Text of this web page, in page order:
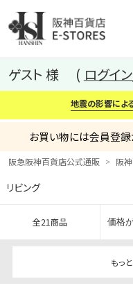
カテゴリー
ゲスト 様 ログイ
地震の影響によ
お買い物には会員登録
阪急阪神百貨店公式通販 阪
リビング
全21商品
もっ